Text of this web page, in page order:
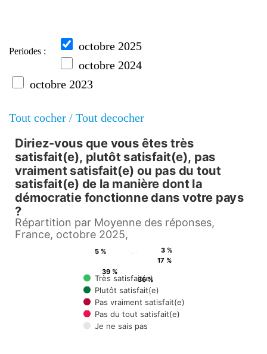
Periodes :
octobre 2025
octobre 2024
octobre 2023
Tout cocher / Tout decocher
Diriez-vous que vous êtes
Pie chart with 5 slices.
Répartition par Moyenne des réponses, France,
View as data table, Diriez-vous que vous êtes très satisfait(e), plutôt
Diriez-vous que vous êtes très
satisfait(e), plutôt satisfait(e), pas
vraiment satisfait(e) ou pas du tout
satisfait(e) de la manière dont la
démocratie fonctionne dans votre pays
?
Répartition par Moyenne des réponses,
France, octobre 2025,
3 %
17 %
36 %
39 %
5 %
Très satisfait(e)
Plutôt satisfait(e)
Pas vraiment satisfait(e)
Pas du tout satisfait(e)
Je ne sais pas